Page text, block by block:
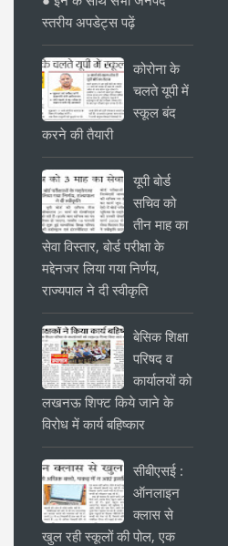
स्तरीय अपडेट्स पढ़ें
कोरोना के
चलते यूपी में
स्कूल बंद
करने की तैयारी
यूपी बोर्ड
सचिव को
तीन माह का
सेवा विस्तार, बोर्ड परीक्षा के
मद्देनजर लिया गया निर्णय,
राज्यपाल ने दी स्वीकृति
बेसिक शिक्षा
परिषद व
कार्यालयों को
लखनऊ शिफ्ट किये जाने के
विरोध में कार्य बहिष्कार
सीबीएसई :
ऑनलाइन
क्लास से
खुल रही स्कूलों की पोल, एक